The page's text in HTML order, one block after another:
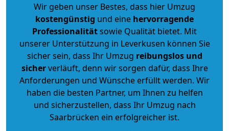
Wir geben unser Bestes, dass hier Umzug
kostengünstig und eine hervorragende
Professionalitätsowie Qualität bietet. Mit
unserer Unterstützung in Leverkusen können Sie
sicher sein, dass Ihr Umzug reibungslos und
sicherverläuft, denn wir sorgen dafür, dass Ihre
Anforderungen und Wünsche erfüllt werden. Wir
haben die besten Partner, um Ihnen zu helfen
und sicherzustellen, dass Ihr Umzug nach
Saarbrücken ein erfolgreicher ist.